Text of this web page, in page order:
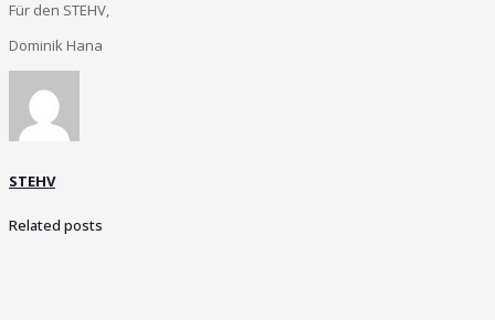
Für den STEHV,
Dominik Hana
STEHV
Related posts